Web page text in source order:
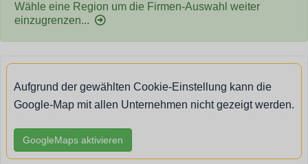
Wähle eine Region um die Firmen-Auswahl weiter
einzugrenzen...
Aufgrund der gewählten Cookie-Einstellung kann die
Google-Map mit allen Unternehmen nicht gezeigt werden.
GoogleMaps aktivieren